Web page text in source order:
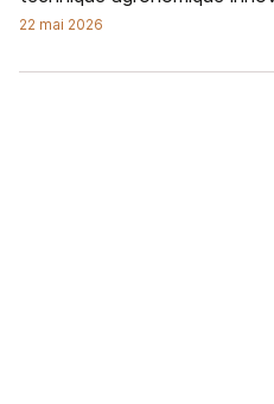
22 mai 2026